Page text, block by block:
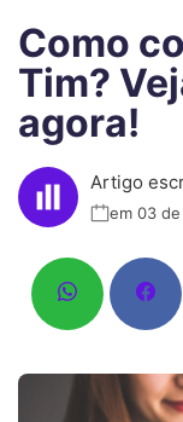
Como
Tim?
agora!
Artigo
em 03